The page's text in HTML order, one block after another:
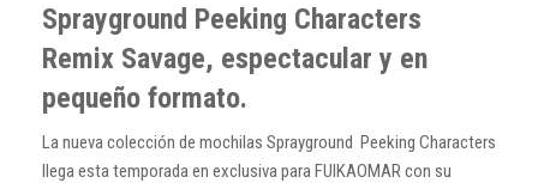
Sprayground Peeking Characters
Remix Savage, espectacular y en
pequeño formato.
La nueva colección de mochilas Sprayground Peeking Characters
llega esta temporada en exclusiva para FUIKAOMAR con su